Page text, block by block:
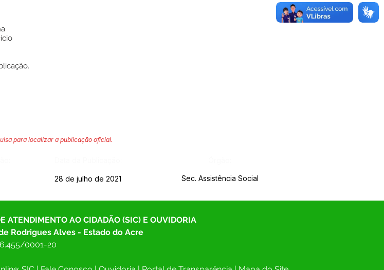
para localizar a publicação oficial.
28 de julho de 2021 Sec. Assistência Social
ATENDIMENTO AO CIDADÃO (SIC) E OUVIDORIA
Rodrigues Alves - Estado do Acre
0001-20